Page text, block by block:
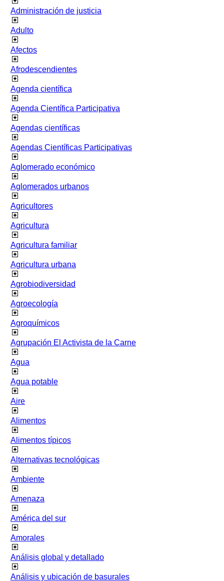
Administración de justicia
Adulto
Afectos
Afrodescendientes
Agenda científica
Agenda Científica Participativa
Agendas científicas
Agendas Científicas Participativas
Aglomerado económico
Aglomerados urbanos
Agricultores
Agricultura
Agricultura familiar
Agricultura urbana
Agrobiodiversidad
Agroecología
Agroquímicos
Agrupación El Activista de la Carne
Agua
Agua potable
Aire
Alimentos
Alimentos típicos
Alternativas tecnológicas
Ambiente
Amenaza
América del sur
Amorales
Análisis global y detallado
Análisis y ubicación de basurales